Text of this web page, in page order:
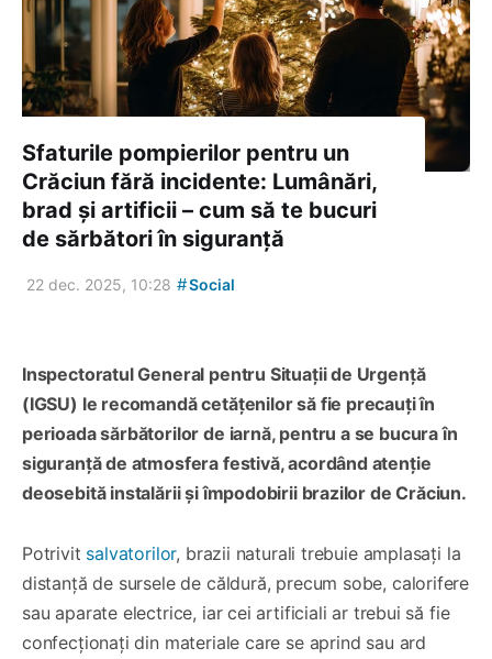
Sfaturile pompierilor pentru un
Crăciun fără incidente: Lumânări,
brad și artificii – cum să te bucuri
de sărbători în siguranță
22 dec. 2025, 10:28 #Social
Inspectoratul General pentru Situații de Urgență
(IGSU) le recomandă cetățenilor să fie precauți în
perioada sărbătorilor de iarnă, pentru a se bucura în
siguranță de atmosfera festivă, acordând atenție
deosebită instalării și împodobirii brazilor de Crăciun.
Potrivit salvatorilor, brazii naturali trebuie amplasați la
distanță de sursele de căldură, precum sobe, calorifere
sau aparate electrice, iar cei artificiali ar trebui să fie
confecționați din materiale care se aprind sau ard